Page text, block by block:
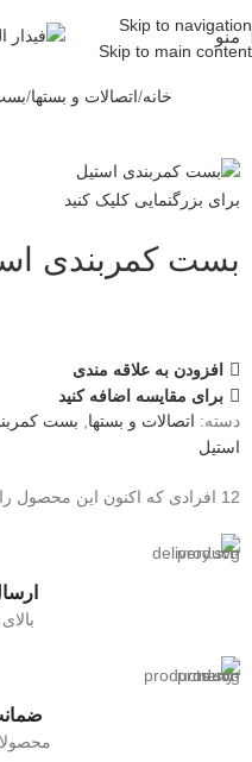
Skip to navigation
Skip to main content
منو
خانه اتصالات و بستها
برای بزرگنمایی کلیک کنید
بست کمربندی
افزودن به علاقه مندی
برای مقایسه اضافه کنید
دسته: اتصالات و بستها بست
استیل
12 افرادی که اکنون این محصول
بالای 1 میلیون